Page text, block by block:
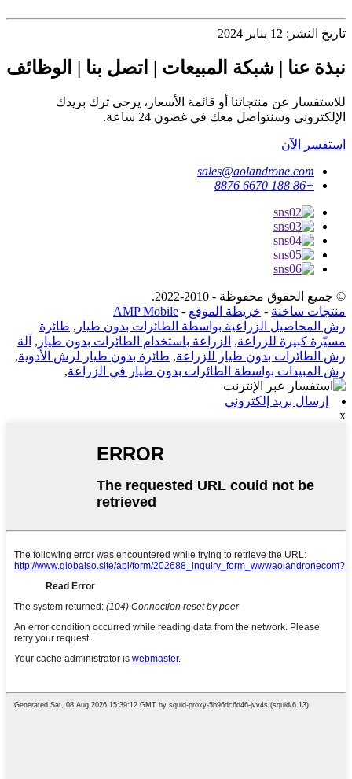
تاريخ النشر: 12 يناير 2024
نبذة عنا | شبكة المبيعات | اتصل بنا | الوظائف
للاستفسار عن منتجاتنا أو قائمة الأسعار، يرجى ترك بريدك
الإلكتروني وسنتواصل معك في غضون 24 ساعة.
استفسر الآن
sales@aolandrone.com
+86 188 6670 8876
© جميع الحقوق محفوظة - 2010-2022.
منتجات ساخنة - خريطة الموقع -
AMP Mobile
رش المحاصيل الزراعية بواسطة الطائرات بدون طيار , طائرة
مسيّرة كبيرة للزراعة, الزراعة باستخدام الطائرات بدون طيار , آلة
رش الطائرات بدون طيار للزراعة, طائرة بدون طيار لرش الأدوية,
رش المبيدات بواسطة الطائرات بدون طيار في الزراعة,
إرسال بريد إلكتروني
x